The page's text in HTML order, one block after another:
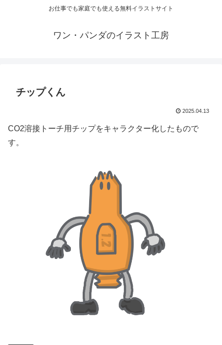
お仕事でも家庭でも使える無料イラストサイト
ワン・パンダのイラスト工房
チップくん
2025.04.13
CO2溶接トーチ用チップをキャラクター化したもので
す。